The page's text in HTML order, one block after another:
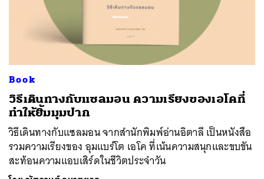
Book
วิธีเดินทางกับแซลมอน ความเรียงของเอโคที่
ทำให้ยิ้มมุมปาก
วิธีเดินทางกับแซลมอน จากสำนักพิมพ์อ่านอิตาลี เป็นหนังสือ
รวมความเรียงของ อุมแบร์โต เอโค ที่เน้นความสนุกและขบขัน
สะท้อนความแอบเสิร์ดในชีวิตประจำวัน